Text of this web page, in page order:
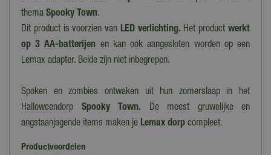
thema Spooky Town.
Dit product is voorzien van LED verlichting. Het productwerkt
op 3 AA-batterijen en kan ook aangesloten worden op een
Lemax adapter. Beide zijn niet inbegrepen.
Spoken en zombies ontwaken uit hun zomerslaap in het
Halloweendorp Spooky Town. De meest gruwelijke en
angstaanjagende items maken je Lemax dorp compleet.
Productvoordelen